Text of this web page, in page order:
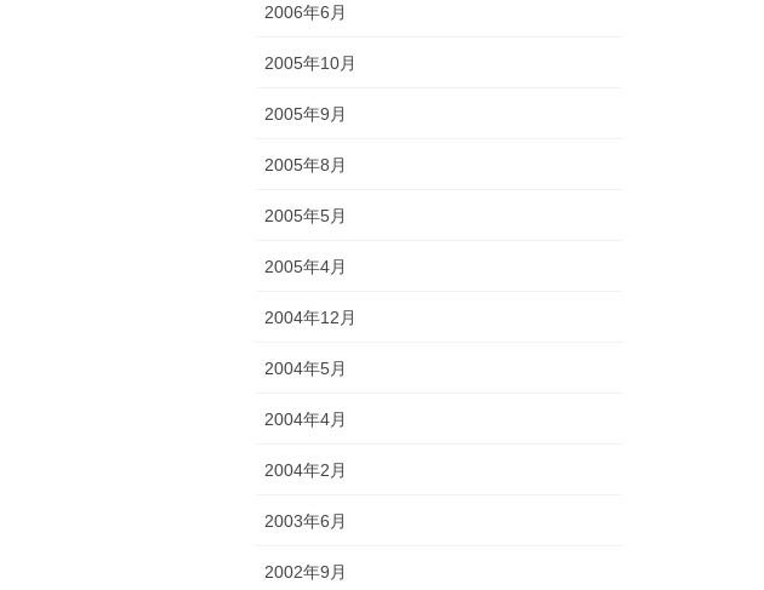
2006年6月
2005年10月
2005年9月
2005年8月
2005年5月
2005年4月
2004年12月
2004年5月
2004年4月
2004年2月
2003年6月
2002年9月